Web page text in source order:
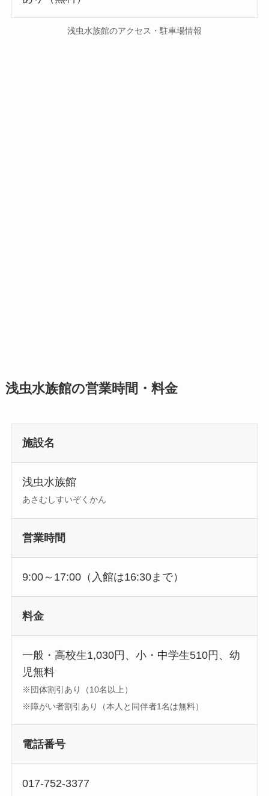
浅虫水族館のアクセス・駐車場情報
浅虫水族館の営業時間・料金
施設名
浅虫水族館
あさむしすいぞくかん
営業時間
9:00～17:00（入館は16:30まで）
料金
一般・高校生1,030円、小・中学生510円、幼
児無料
※団体割引あり（10名以上）
※障がい者割引あり（本人と同伴者1名は無料）
電話番号
017-752-3377